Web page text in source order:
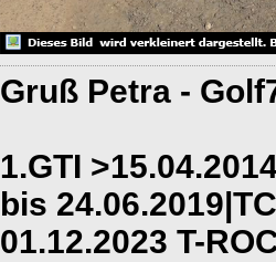
Gruß Petra -
1.GTI
bis
01.12.2023 T-